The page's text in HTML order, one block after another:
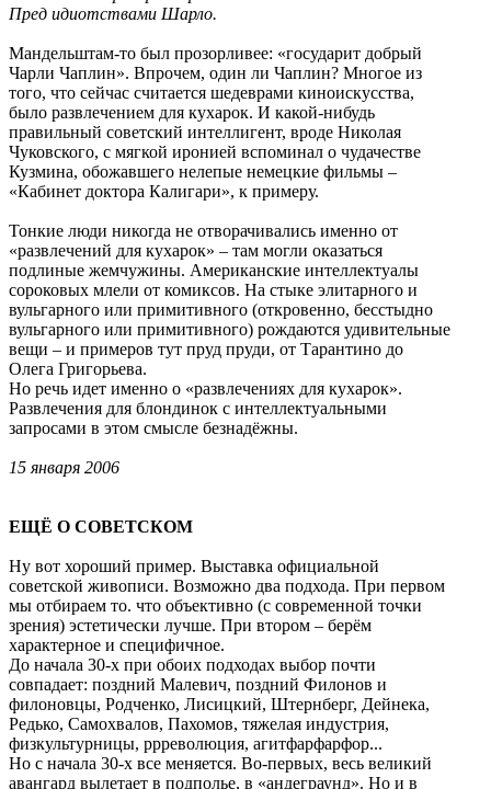
Пред идиотствами Шарло.
Мандельштам-то был прозорливее: «государит добрый
Чарли Чаплин». Впрочем, один ли Чаплин? Многое из
того, что сейчас считается шедеврами киноискусства,
было развлечением для кухарок. И какой-нибудь
правильный советский интеллигент, вроде Николая
Чуковского, с мягкой иронией вспоминал о чудачестве
Кузмина, обожавшего нелепые немецкие фильмы –
«Кабинет доктора Калигари», к примеру.
Тонкие люди никогда не отворачивались именно от
«развлечений для кухарок» – там могли оказаться
подлиные жемчужины. Американские интеллектуалы
сороковых млели от комиксов. На стыке элитарного и
вульгарного или примитивного (откровенно, бесстыдно
вульгарного или примитивного) рождаются удивительные
вещи – и примеров тут пруд пруди, от Тарантино до
Олега Григорьева.
Но речь идет именно о «развлечениях для кухарок».
Развлечения для блондинок с интеллектуальными
запросами в этом смысле безнадёжны.
15 января 2006
ЕЩЁ О СОВЕТСКОМ
Ну вот хороший пример. Выставка официальной
советской живописи. Возможно два подхода. При первом
мы отбираем то. что объективно (с современной точки
зрения) эстетически лучше. При втором – берём
характерное и специфичное.
До начала 30-х при обоих подходах выбор почти
совпадает: поздний Малевич, поздний Филонов и
филоновцы, Родченко, Лисицкий, Штернберг, Дейнека,
Редько, Самохвалов, Пахомов, тяжелая индустрия,
физкультурницы, ррреволюция, агитфарфарфор...
Но с начала 30-х все меняется. Во-первых, весь великий
авангард вылетает в подполье, в «андеграунд». Но и в